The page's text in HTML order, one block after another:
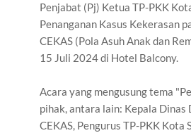
Penjabat (Pj) Ketua TP-PKK
Penanganan Kasus Kekerasan
CEKAS (Pola Asuh Anak dan
15 Juli 2024 di Hotel Balcony.
Acara yang mengusung tema
pihak, antara lain: Kepala Dinas
CEKAS, Pengurus TP-PKK Kota